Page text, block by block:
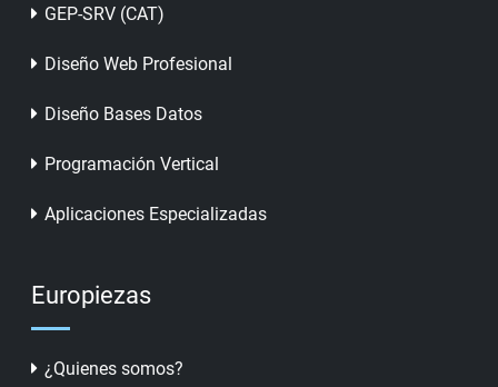
GEP-SRV (CAT)
Diseño Web Profesional
Diseño Bases Datos
Programación Vertical
Aplicaciones Especializadas
Europiezas
¿Quienes somos?